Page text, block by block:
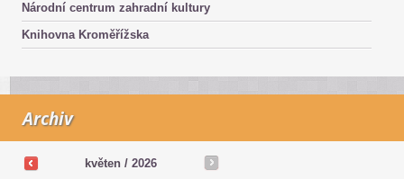
Národní centrum zahradní kultury
Knihovna Kroměřížska
Archiv
květen / 2026